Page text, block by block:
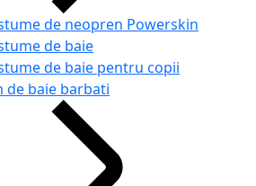
de neopren Powerskin
de baie
de baie pentru copii
de baie barbati